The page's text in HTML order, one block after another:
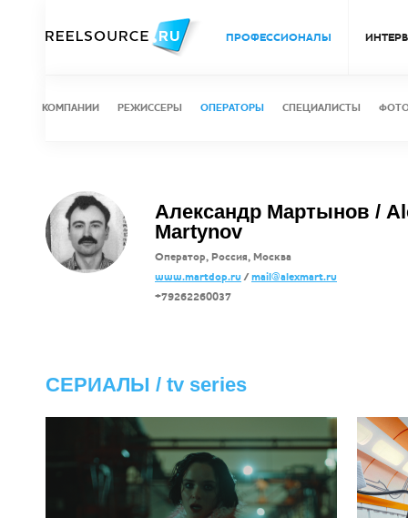
ПРОФЕССИОНАЛЫ
КОМПАНИИ РЕЖИССЕРЫ ОПЕРАТОРЫ СПЕЦИАЛИСТЫ
Александр Мартынов /
Martynov
Оператор, Россия, Москва
www.martdop.ru/mail@alexmart.ru
+79262260037
СЕРИАЛЫ / tv series